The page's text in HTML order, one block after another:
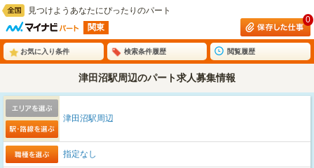
見つけようあなたにぴったりのパート
関東
0
お気に入り条件 検索条件履歴 閲覧履歴
津田沼駅周辺のパート求人募集情報
津田沼駅周辺
指定なし